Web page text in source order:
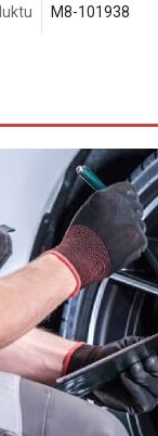
M8-101938